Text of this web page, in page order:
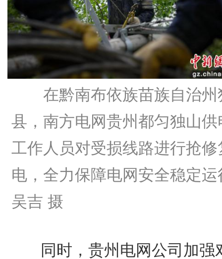
在黔南布依族苗族自治州
县，南方电网贵州都匀独山供
工作人员对受损线路进行抢修
电，全力保障电网安全稳定运
吴吉 摄
同时，贵州电网公司加强